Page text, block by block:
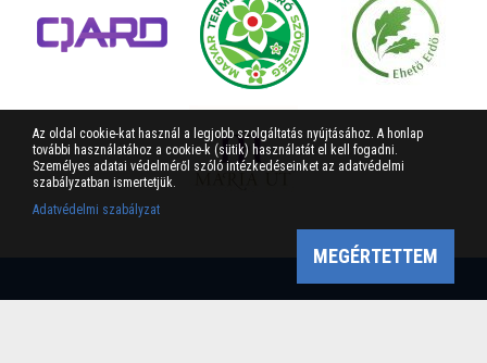
Az oldal cookie-kat használ a legjobb szolgáltatás nyújtásához. A honlap
további használatához a cookie-k (sütik) használatát el kell fogadni.
Személyes adatai védelméről szóló intézkedéseinket az adatvédelmi
szabályzatban ismertetjük.
Adatvédelmi szabályzat
MEGÉRTETTEM